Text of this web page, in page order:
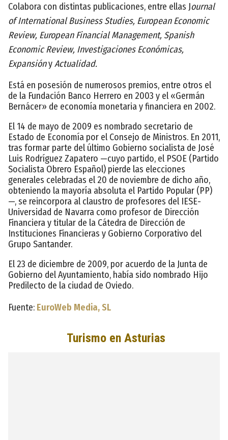
Colabora con distintas publicaciones, entre ellas Journal
of International Business Studies, European Economic
Review, European Financial Management, Spanish
Economic Review, Investigaciones Económicas,
ExpansiónyActualidad.
Está en posesión de numerosos premios, entre otros el
de la Fundación Banco Herrero en 2003 y el «Germán
Bernácer» de economía monetaria y financiera en 2002.
El 14 de mayo de 2009 es nombrado secretario de
Estado de Economía por el Consejo de Ministros. En 2011,
tras formar parte del último Gobierno socialista de José
Luis Rodríguez Zapatero —cuyo partido, el PSOE (Partido
Socialista Obrero Español) pierde las elecciones
generales celebradas el 20 de noviembre de dicho año,
obteniendo la mayoría absoluta el Partido Popular (PP)
—, se reincorpora al claustro de profesores del IESE-
Universidad de Navarra como profesor de Dirección
Financiera y titular de la Cátedra de Dirección de
Instituciones Financieras y Gobierno Corporativo del
Grupo Santander.
El 23 de diciembre de 2009, por acuerdo de la Junta de
Gobierno del Ayuntamiento, había sido nombrado Hijo
Predilecto de la ciudad de Oviedo.
Fuente: EuroWeb Media, SL